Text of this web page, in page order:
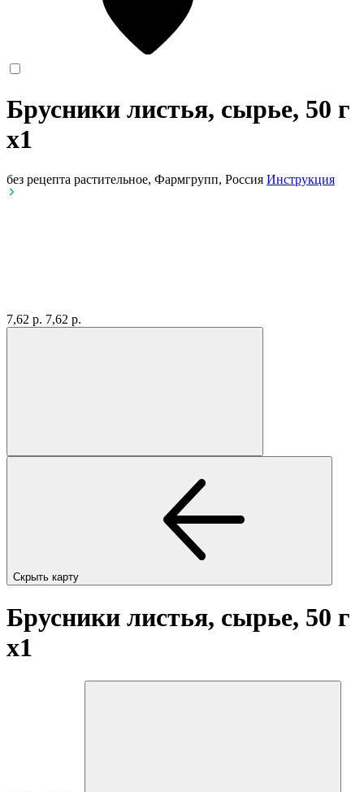
Брусники листья, сырье, 50 г
x1
без рецепта растительное, Фармгрупп, Россия Инструкция
7,62 р. 7,62 р.
Скрыть карту
Брусники листья, сырье, 50 г
x1